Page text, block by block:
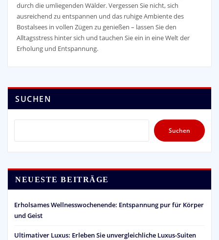
durch die umliegenden Wälder. Vergessen Sie nicht, sich
ausreichend zu entspannen und das ruhige Ambiente des
Bostalsees in vollen Zügen zu genießen – lassen Sie den
Alltagsstress hinter sich und tauchen Sie ein in eine Welt der
Erholung und Entspannung.
SUCHEN
Suchen
NEUESTE BEITRÄGE
Erholsames Wellnesswochenende: Entspannung pur für Körper
und Geist
Ultimativer Luxus: Erleben Sie unvergleichliche Luxus-Suiten